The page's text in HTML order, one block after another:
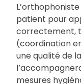
patient pour
correctement,
(coordination
une qualité de
mesures